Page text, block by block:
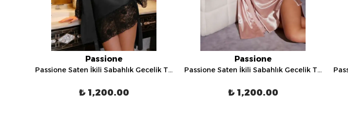
Passione
Passione Saten İkili Sabahlık Gecelik Takımı - 3050
₺ 1,200.00
Passione
Passione Saten İkili Sabahlık Gecelik Takımı - 3034
₺ 1,200.00